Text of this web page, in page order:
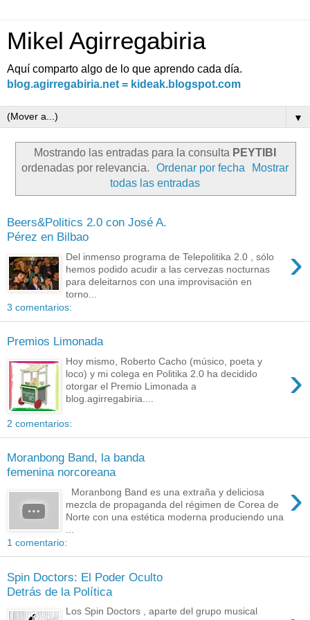
Mikel Agirregabiria
Aquí comparto algo de lo que aprendo cada día.
blog.agirregabiria.net = kideak.blogspot.com
▼
Mostrando las entradas para la consulta PEYTIBI
ordenadas por relevancia.
Ordenar por fecha
Mostrar
todas las entradas
Beers&Politics 2.0 con José A.
Pérez en Bilbao
›
Del inmenso programa de Telepolitika 2.0 , sólo
hemos podido acudir a las cervezas nocturnas
para deleitarnos con una improvisación en
torno...
3 comentarios:
Premios Limonada
›
Hoy mismo, Roberto Cacho (músico, poeta y
loco) y mi colega en Politika 2.0 ha decidido
otorgar el Premio Limonada a
blog.agirregabiria....
2 comentarios:
Moranbong Band, la banda
femenina norcoreana
›
Moranbong Band es una extraña y deliciosa
mezcla de propaganda del régimen de Corea de
Norte con una estética moderna produciendo una
1 comentario:
Spin Doctors: El Poder Oculto
Detrás de la Política
Los Spin Doctors , aparte del grupo musical